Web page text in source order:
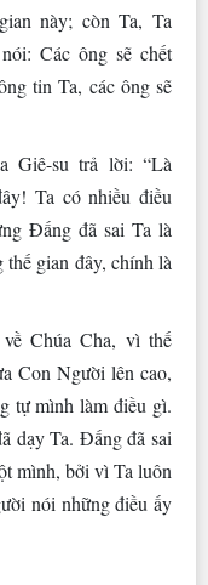
này; còn Ta, Ta
Các ông sẽ chết
tin Ta, các ông sẽ
Giê-su trả lời: “Là
Ta có nhiều điều
Ðấng đã sai Ta là
gian đây, chính là
Chúa Cha, vì thế
Con Người lên cao,
tự mình làm điều gì.
dạy Ta. Ðấng đã sai
mình, bởi vì Ta luôn
nói những điều ấy